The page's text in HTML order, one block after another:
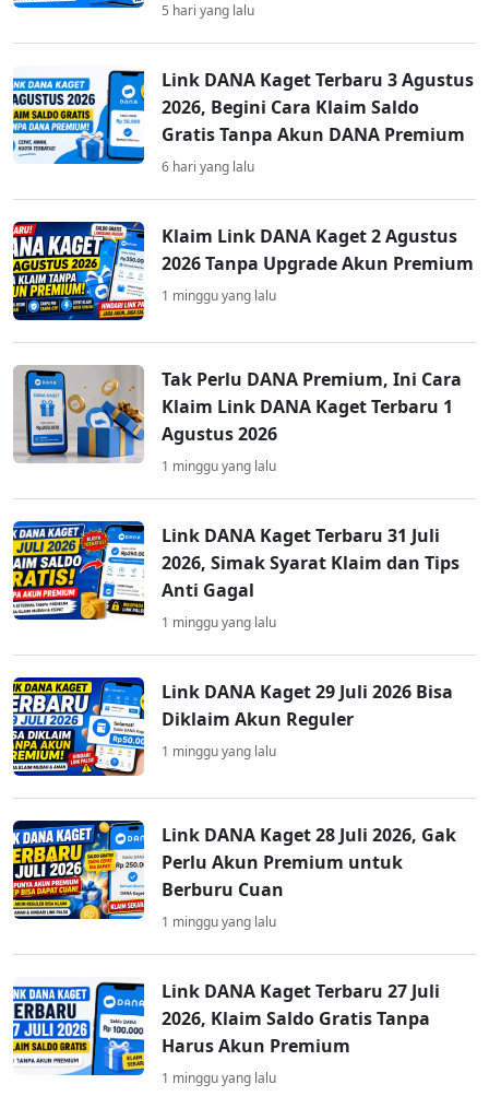
5 hari yang lalu
Link DANA Kaget Terbaru 3 Agustus
2026, Begini Cara Klaim Saldo
Gratis Tanpa Akun DANA Premium
6 hari yang lalu
Klaim Link DANA Kaget 2 Agustus
2026 Tanpa Upgrade Akun Premium
1 minggu yang lalu
Tak Perlu DANA Premium, Ini Cara
Klaim Link DANA Kaget Terbaru 1
Agustus 2026
1 minggu yang lalu
Link DANA Kaget Terbaru 31 Juli
2026, Simak Syarat Klaim dan Tips
Anti Gagal
1 minggu yang lalu
Link DANA Kaget 29 Juli 2026 Bisa
Diklaim Akun Reguler
1 minggu yang lalu
Link DANA Kaget 28 Juli 2026, Gak
Perlu Akun Premium untuk
Berburu Cuan
1 minggu yang lalu
Link DANA Kaget Terbaru 27 Juli
2026, Klaim Saldo Gratis Tanpa
Harus Akun Premium
1 minggu yang lalu